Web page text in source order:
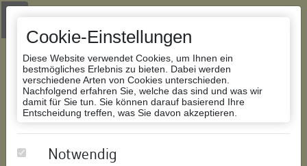
Cookie-Einstellungen
Diese Website verwendet Cookies, um Ihnen ein
bestmögliches Erlebnis zu bieten. Dabei werden
verschiedene Arten von Cookies unterschieden.
Nachfolgend erfahren Sie, welche das sind und was wir
damit für Sie tun. Sie können darauf basierend Ihre
Entscheidung treffen, was Sie davon akzeptieren.
Notwendig
Zur Navigation springen
Zum Inhalt der Website springen
Datenbank Bauforschung/Restaurierung